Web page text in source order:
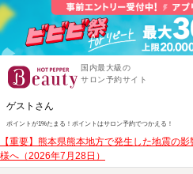
国内最大級の
サロン予約サイト
ゲストさん
ポイントが1%たまる！ ポイントはサロン予約でつかえる！
【重要】熊本県熊本地方で発生した地震の
様へ（2026年7月28日）